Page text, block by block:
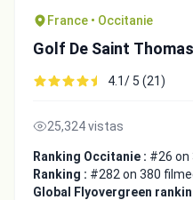
France • Occitanie
Golf De Saint Thomas
4.1/ 5 (21)
25,324 vistas
Ranking Occitanie : #26 on
Ranking : #282 on 380
Global Flyovergreen